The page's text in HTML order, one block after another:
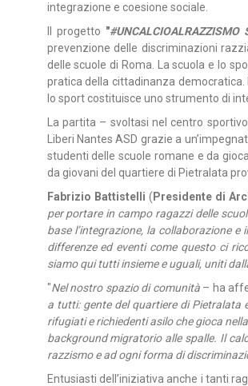
integrazione e coesione sociale.
Il progetto "
prevenzione delle discriminazioni
delle scuole di Roma. La scuola e lo
pratica della cittadinanza
lo sport costituisce uno strumento di
La partita – svoltasi nel centro
Liberi Nantes ASD grazie a
studenti delle scuole romane e da
da giovani del quartiere di Pietralata
Fabrizio Battistelli ( Presidente di
per portare in campo ragazzi delle
base l’integrazione, la collaborazione
differenze ed eventi come questo ci
siamo qui tutti insieme e uguali, uniti
"Nel nostro spazio di comunità– ha
a tutti: gente del quartiere di
rifugiati e richiedenti asilo che gioca
background migratorio alle spalle. Il
razzismo e ad ogni forma di
Entusiasti dell’iniziativa anche i tanti